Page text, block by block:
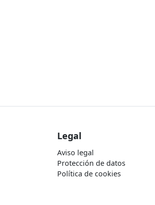
Legal
Aviso legal
Protección de datos
Política de cookies